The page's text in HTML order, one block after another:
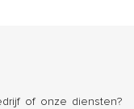
of onze diensten?